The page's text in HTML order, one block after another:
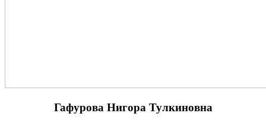
Гафурова Нигора Тулкиновна